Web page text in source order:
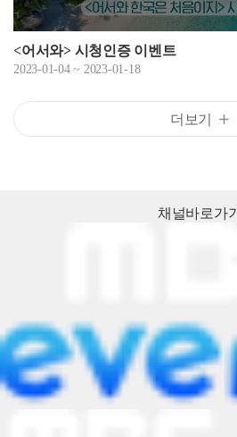
<어서와> 시청인증 이벤트
2023-01-04 ~ 2023-01-18
더보기
채널바로가기